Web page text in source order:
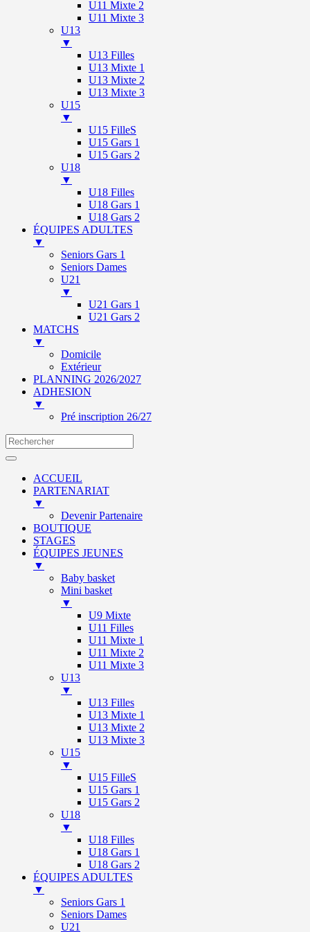
U11 Mixte 2
U11 Mixte 3
U13
▼
U13 Filles
U13 Mixte 1
U13 Mixte 2
U13 Mixte 3
U15
▼
U15 FilleS
U15 Gars 1
U15 Gars 2
U18
▼
U18 Filles
U18 Gars 1
U18 Gars 2
ÉQUIPES ADULTES
▼
Seniors Gars 1
Seniors Dames
U21
▼
U21 Gars 1
U21 Gars 2
MATCHS
▼
Domicile
Extérieur
PLANNING 2026/2027
ADHESION
▼
Pré inscription 26/27
ACCUEIL
PARTENARIAT
▼
Devenir Partenaire
BOUTIQUE
STAGES
ÉQUIPES JEUNES
▼
Baby basket
Mini basket
▼
U9 Mixte
U11 Filles
U11 Mixte 1
U11 Mixte 2
U11 Mixte 3
U13
▼
U13 Filles
U13 Mixte 1
U13 Mixte 2
U13 Mixte 3
U15
▼
U15 FilleS
U15 Gars 1
U15 Gars 2
U18
▼
U18 Filles
U18 Gars 1
U18 Gars 2
ÉQUIPES ADULTES
▼
Seniors Gars 1
Seniors Dames
U21